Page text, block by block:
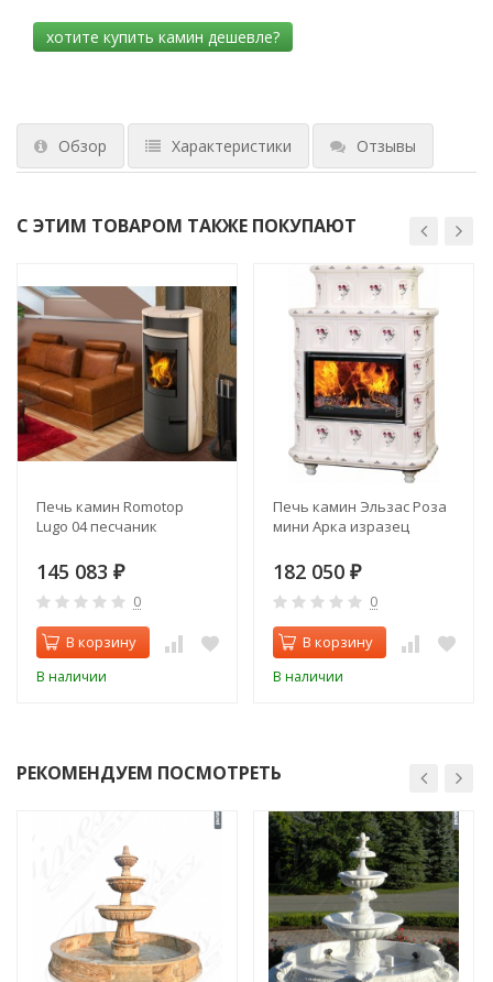
Обзор Характеристики Отзывы
С ЭТИМ ТОВАРОМ ТАКЖЕ ПОКУПАЮТ
Печь камин Romotop
Lugo 04 песчаник
145 083 ₽
0
В корзину
В наличии
Печь камин Эльзас Роза
мини Арка изразец
182 050 ₽
0
В корзину
В наличии
РЕКОМЕНДУЕМ ПОСМОТРЕТЬ